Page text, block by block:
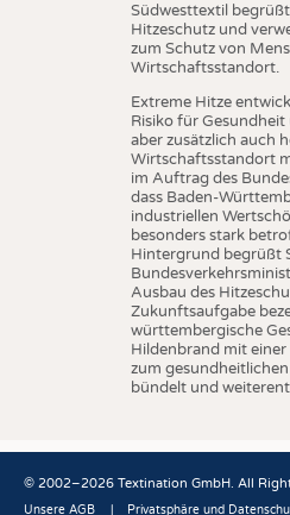
Südwesttextil
Hitzeschutz und
zum Schutz von
Wirtschaftsstandort.
Extreme Hitze
Risiko für
aber zusätzlich auch
Wirtschaftsstandort
im Auftrag des
dass Baden-
industriellen
besonders stark
Hintergrund begrüßt
Ausbau des
Zukunftsaufgabe
württembergische
Hildenbrand mit
zum
bündelt und
© 2002–2026 Textination GmbH. All
Unsere AGB Privatsphäre und